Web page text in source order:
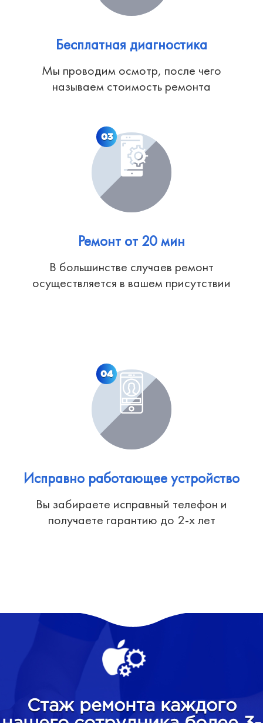
Бесплатная диагностика
Мы проводим осмотр, после чего
называем стоимость ремонта
03
Ремонт от 20 мин
В большинстве случаев ремонт
осуществляется в вашем присутствии
04
Исправно работающее устройство
Вы забираете исправный телефон и
получаете гарантию до 2-х лет
Стаж ремонта каждого